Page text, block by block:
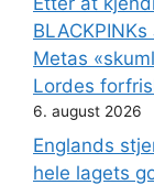
Metas
Lordes
6. august 2026
Englands
hele lagets